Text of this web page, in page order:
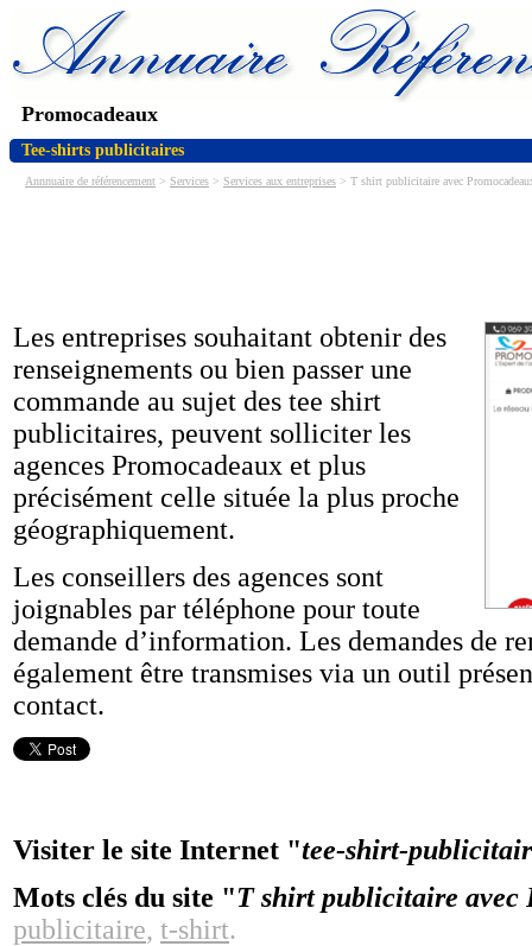
Promocadeaux
Tee-shirts publicitaires
Annnuaire de référencement > Services > Services aux entreprises > T shirt publicitaire avec
Les entreprises souhaitant obtenir des
renseignements ou bien passer une
commande au sujet des tee shirt
publicitaires, peuvent solliciter les
agences Promocadeaux et plus
précisément celle située la plus proche
géographiquement.
Les conseillers des agences sont
joignables par téléphone pour toute
demande d’information. Les demandes de
également être transmises via un outil
contact.
Visiter le site Internet "tee-shirt-
Mots clés du site "T shirt publicitaire avec
publicitaire, t-shirt.